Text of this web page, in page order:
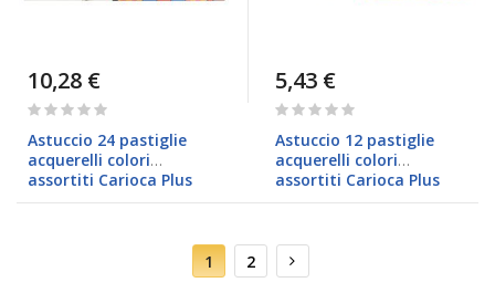
10,28 €
Rating:
Astuccio 24 pastiglie
acquerelli colori
assortiti Carioca Plus
5,43 €
Rating:
Astuccio 12 pastiglie
acquerelli colori
assortiti Carioca Plus
Pagina
Attualmente
stai
leggendo
1 Pagina
2 Pagina
Successivo